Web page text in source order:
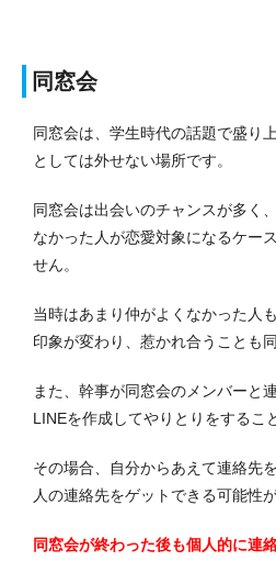
同窓会
同窓会は、学生時代の話題で盛り
としては外せない場所です。
同窓会は出会いのチャンスが多く
なかった人が恋愛対象になるケー
せん。
当時はあまり仲がよくなかった人
印象が変わり、惹かれ合うことも
また、幹事が同窓会のメンバーと
LINEを作成してやりとりをするこ
その場合、自分からあえて連絡先
人の連絡先をゲットできる可能性
同窓会が終わった後も個人的に連